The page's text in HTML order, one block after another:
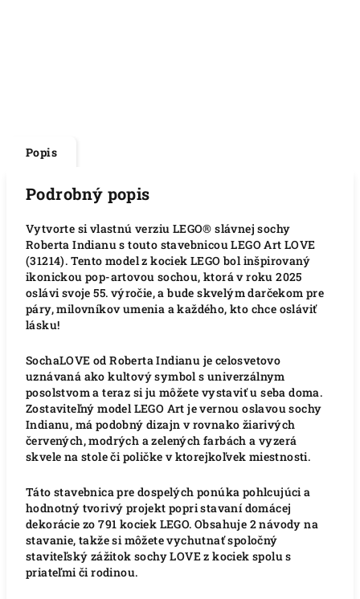
Popis
Podrobný popis
Vytvorte si vlastnú verziu LEGO® slávnej sochy
Roberta Indianu s touto stavebnicou LEGO Art LOVE
(31214). Tento model z kociek LEGO bol inšpirovaný
ikonickou pop-artovou sochou, ktorá v roku 2025
oslávi svoje 55. výročie, a bude skvelým darčekom pre
páry, milovníkov umenia a každého, kto chce osláviť
lásku!
SochaLOVE od Roberta Indianu je celosvetovo
uznávaná ako kultový symbol s univerzálnym
posolstvom a teraz si ju môžete vystaviť u seba doma.
Zostaviteľný model LEGO Art je vernou oslavou sochy
Indianu, má podobný dizajn v rovnako žiarivých
červených, modrých a zelených farbách a vyzerá
skvele na stole či poličke v ktorejkoľvek miestnosti.
Táto stavebnica pre dospelých ponúka pohlcujúci a
hodnotný tvorivý projekt popri stavaní domácej
dekorácie zo 791 kociek LEGO. Obsahuje 2 návody na
stavanie, takže si môžete vychutnať spoločný
staviteľský zážitok sochy LOVE z kociek spolu s
priateľmi či rodinou.